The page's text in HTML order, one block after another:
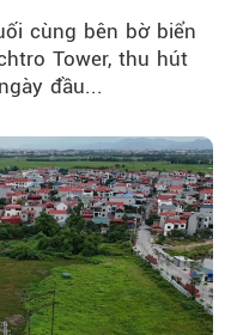
cùng bên bờ biển
Tower, thu hút
đầu...